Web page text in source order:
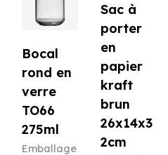
Bocal
rond en
verre
TO66
275ml
Emballage
Sac à
porter
en
papier
kraft
brun
26x14x3
2cm